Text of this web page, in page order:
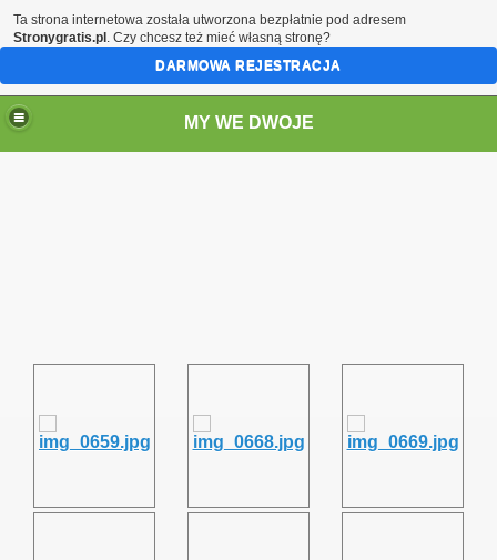
MY WE DWOJE
Ta strona internetowa została utworzona bezpłatnie pod adresem
Stronygratis.pl . Czy chcesz też mieć własną stronę?
DARMOWA REJESTRACJA